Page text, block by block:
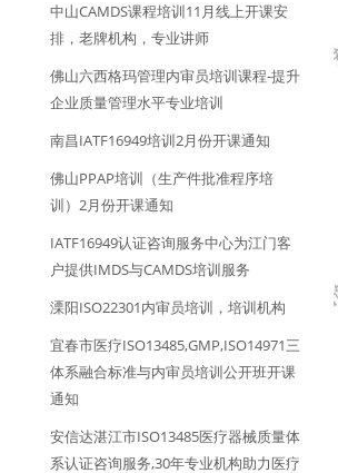
中山CAMDS课程培训11月线上开课安
排，老牌机构，专业讲师
佛山六西格玛管理内审员培训课程-提升
企业质量管理水平专业培训
南昌IATF16949培训2月份开课通知
佛山PPAP培训（生产件批准程序培
训）2月份开课通知
IATF16949认证咨询服务中心为江门客
户提供IMDS与CAMDS培训服务
溧阳ISO22301内审员培训，培训机构
宜春市医疗ISO13485,GMP,ISO14971三
体系融合标准与内审员培训公开班开课
通知
安信达湛江市ISO13485医疗器械质量体
系认证咨询服务,30年专业机构助力医疗